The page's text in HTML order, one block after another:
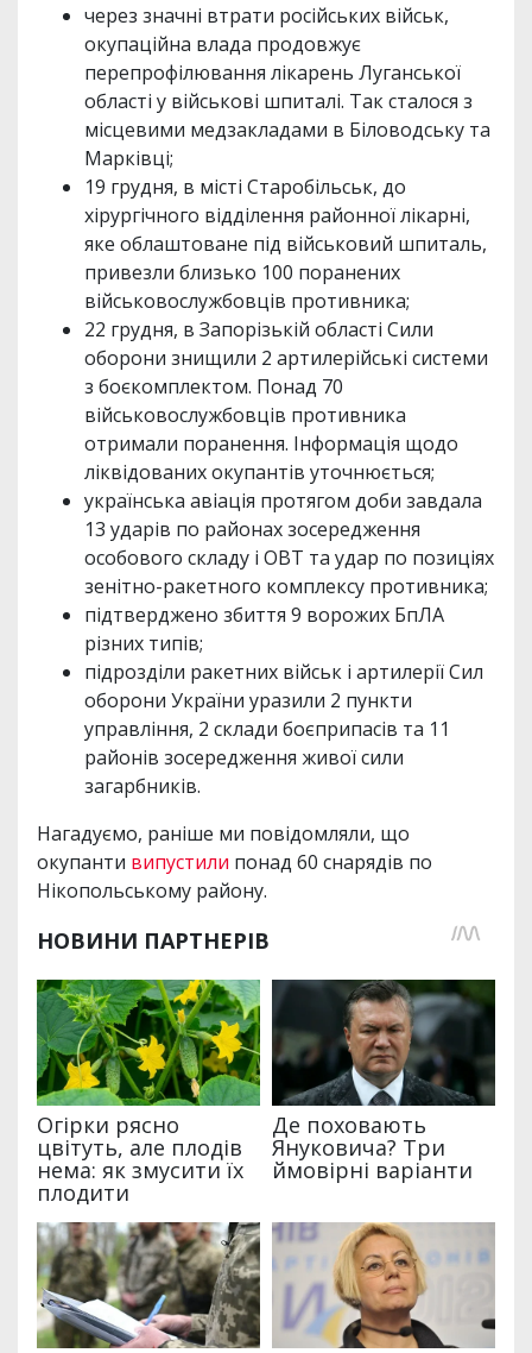
через значні втрати російських військ,
окупаційна влада продовжує
перепрофілювання лікарень Луганської
області у військові шпиталі. Так сталося з
місцевими медзакладами в Біловодську та
Марківці;
19 грудня, в місті Старобільськ, до
хірургічного відділення районної лікарні,
яке облаштоване під військовий шпиталь,
привезли близько 100 поранених
військовослужбовців противника;
22 грудня, в Запорізькій області Сили
оборони знищили 2 артилерійські системи
з боєкомплектом. Понад 70
військовослужбовців противника
отримали поранення. Інформація щодо
ліквідованих окупантів уточнюється;
українська авіація протягом доби завдала
13 ударів по районах зосередження
особового складу і ОВТ та удар по позиціях
зенітно-ракетного комплексу противника;
підтверджено збиття 9 ворожих БпЛА
різних типів;
підрозділи ракетних військ і артилерії Сил
оборони України уразили 2 пункти
управління, 2 склади боєприпасів та 11
районів зосередження живої сили
загарбників.
Нагадуємо, раніше ми повідомляли, що
окупанти випустили понад 60 снарядів по
Нікопольському району.